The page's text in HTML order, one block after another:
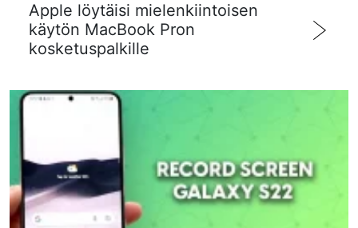
Apple löytäisi mielenkiintoisen
käytön MacBook Pron
kosketuspalkille